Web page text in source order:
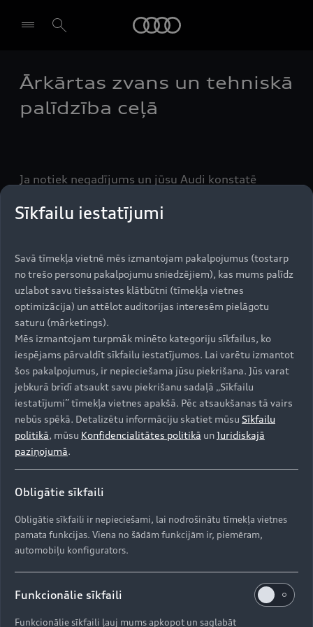
Izvēlēties dīleri
Ārkārtas zvans un tehniskā
palīdzība ceļā
Ja notiek negadījums un jūsu Audi konstatē
glābšanas dienestu. Jums ir iespēja veikt ārkārtas
ļauj ātri un vienkārši saņemt palīdzību, ja rodas
tehniskas problēmas, esot ceļā.
Uz augšu
Modeļi
Visi modeļi
e-tron GT
Iegādāties Audi
Aktuālie piedāvājumi
Krājuma automobiļi
Lietoti automobiļi
Audi Līzings
Serviss un apkope
Aktuālie servisa piedāvājumi
Svarīga informācija klientiem
Drošības spilvenu atsaukums
AUDI AG
Sīkfailu iestatījumi
Savā tīmekļa vietnē mēs izmantojam pakalpojumus (tostarp
no trešo personu pakalpojumu sniedzējiem), kas mums palīdz
uzlabot savu tiešsaistes klātbūtni (tīmekļa vietnes
optimizācija) un attēlot auditorijas interesēm pielāgotu
saturu (mārketings).
Mēs izmantojam turpmāk minēto kategoriju sīkfailus, ko
iespējams pārvaldīt sīkfailu iestatījumos. Lai varētu izmantot
šos pakalpojumus, ir nepieciešama jūsu piekrišana. Jūs varat
jebkurā brīdī atsaukt savu piekrišanu sadaļā „Sīkfailu
iestatījumi” tīmekļa vietnes apakšā. Pēc atsaukšanas tā vairs
nebūs spēkā. Detalizētu informāciju skatiet mūsu Sīkfailu
politikā, mūsu Konfidencialitātes politikā unJuridiskajā
paziņojumā.
Obligātie sīkfaili
Obligātie sīkfaili ir nepieciešami, lai nodrošinātu tīmekļa vietnes
pamata funkcijas. Viena no šādām funkcijām ir, piemēram,
automobiļu konfigurators.
Funkcionālie sīkfaili
Funkcionālie sīkfaili ļauj mums apkopot un saglabāt